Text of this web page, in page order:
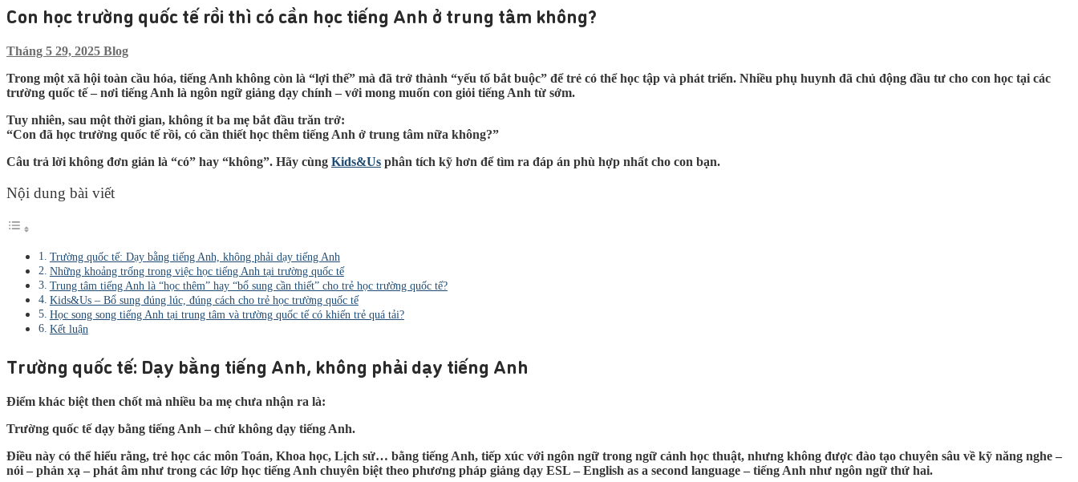
Con học trường quốc tế rồi thì có cần học tiếng Anh ở trung tâm không?
Tháng 5 29, 2025 Blog
Trong một xã hội toàn cầu hóa, tiếng Anh không còn là “lợi thế” mà đã trở thành “yếu tố bắt buộc” để trẻ có thể học tập và phát triển. Nhiều phụ huynh đã chủ động đầu tư cho con học tại các
trường quốc tế – nơi tiếng Anh là ngôn ngữ giảng dạy chính – với mong muốn con giỏi tiếng Anh từ sớm.
Tuy nhiên, sau một thời gian, không ít ba mẹ bắt đầu trăn trở:
“Con đã học trường quốc tế rồi, có cần thiết học thêm tiếng Anh ở trung tâm nữa không?”
Câu trả lời không đơn giản là “có” hay “không”. Hãy cùng Kids&Us phân tích kỹ hơn để tìm ra đáp án phù hợp nhất cho con bạn.
Nội dung bài viết
Trường quốc tế: Dạy bằng tiếng Anh, không phải dạy tiếng Anh
Những khoảng trống trong việc học tiếng Anh tại trường quốc tế
Trung tâm tiếng Anh là “học thêm” hay “bổ sung cần thiết” cho trẻ học trường quốc tế?
Kids&Us – Bổ sung đúng lúc, đúng cách cho trẻ học trường quốc tế
Học song song tiếng Anh tại trung tâm và trường quốc tế có khiến trẻ quá tải?
Kết luận
Trường quốc tế: Dạy bằng tiếng Anh, không phải dạy tiếng Anh
Điểm khác biệt then chốt mà nhiều ba mẹ chưa nhận ra là:
Trường quốc tế dạy bằng tiếng Anh – chứ không dạy tiếng Anh.
Điều này có thể hiểu rằng, trẻ học các môn Toán, Khoa học, Lịch sử… bằng tiếng Anh, tiếp xúc với ngôn ngữ trong ngữ cảnh học thuật, nhưng không được đào tạo chuyên sâu về kỹ năng nghe –
nói – phản xạ – phát âm như trong các lớp học tiếng Anh chuyên biệt theo phương pháp giảng dạy ESL – English as a second language – tiếng Anh như ngôn ngữ thứ hai.